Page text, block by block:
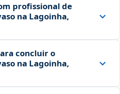
profissional de
na Lagoinha,
concluir o
na Lagoinha,